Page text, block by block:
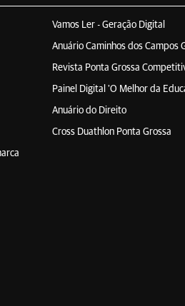
Vamos Ler - Geração Digital
Anuário Caminhos dos Campos
Revista Ponta Grossa
Painel Digital 'O Melhor da
Anuário do Direito
Cross Duathlon Ponta Grossa